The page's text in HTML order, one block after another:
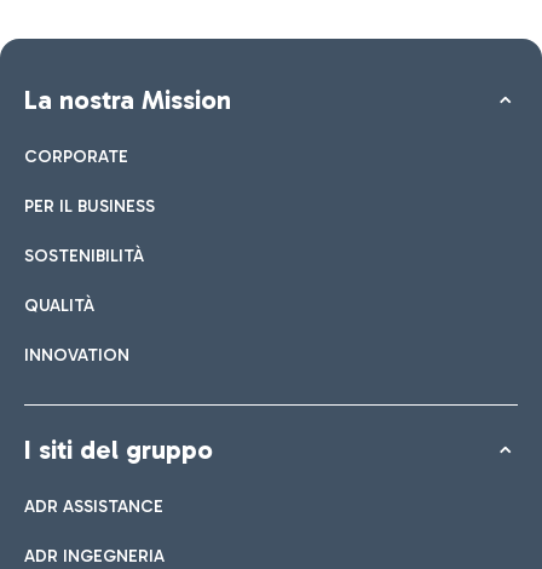
La nostra Mission
CORPORATE
PER IL BUSINESS
SOSTENIBILITÀ
QUALITÀ
INNOVATION
I siti del gruppo
ADR ASSISTANCE
ADR INGEGNERIA